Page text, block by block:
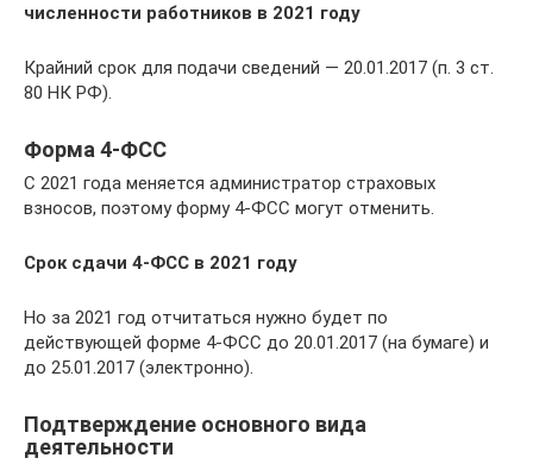
численности работников в 2021 году
Крайний срок для подачи сведений — 20.01.2017 (п. 3 ст.
80 НК РФ).
Форма 4-ФСС
С 2021 года меняется администратор страховых
взносов, поэтому форму 4-ФСС могут отменить.
Срок сдачи 4-ФСС в 2021 году
Но за 2021 год отчитаться нужно будет по
действующей форме 4-ФСС до 20.01.2017 (на бумаге) и
до 25.01.2017 (электронно).
Подтверждение основного вида
деятельности